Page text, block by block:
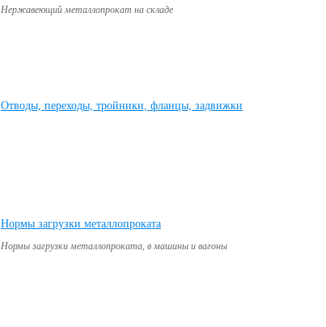
Нержавеющий металлопрокат на складе
Отводы, переходы, тройники, фланцы, задвижки
Нормы загрузки металлопроката
Нормы загрузки металлопроката, в машины и вагоны